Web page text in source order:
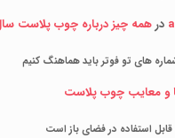
درهمه چیز درباره چوب پلاست سال
های تو فوتر باید هماهنگ کنیم
و معایب چوب پلاست
استفاده در فضای باز است